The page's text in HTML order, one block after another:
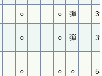
○ ○ 弾
○ ○ 弾
○ ○ ○